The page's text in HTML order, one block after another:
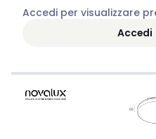
Accedi per visualizzare
Accedi